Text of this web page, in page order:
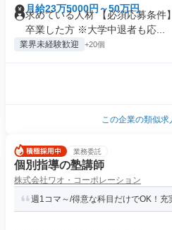
月給23万5000円～50万円
求めている人材 【必須応募条件
卒業した方 ※大学中退者も応...
業界未経験歓迎 +20個
この企業の類似求
業務委託
個別指導の塾講師
株式会社ワオ・コーポレーション
週1コマ～/得意な科目だけでOK！